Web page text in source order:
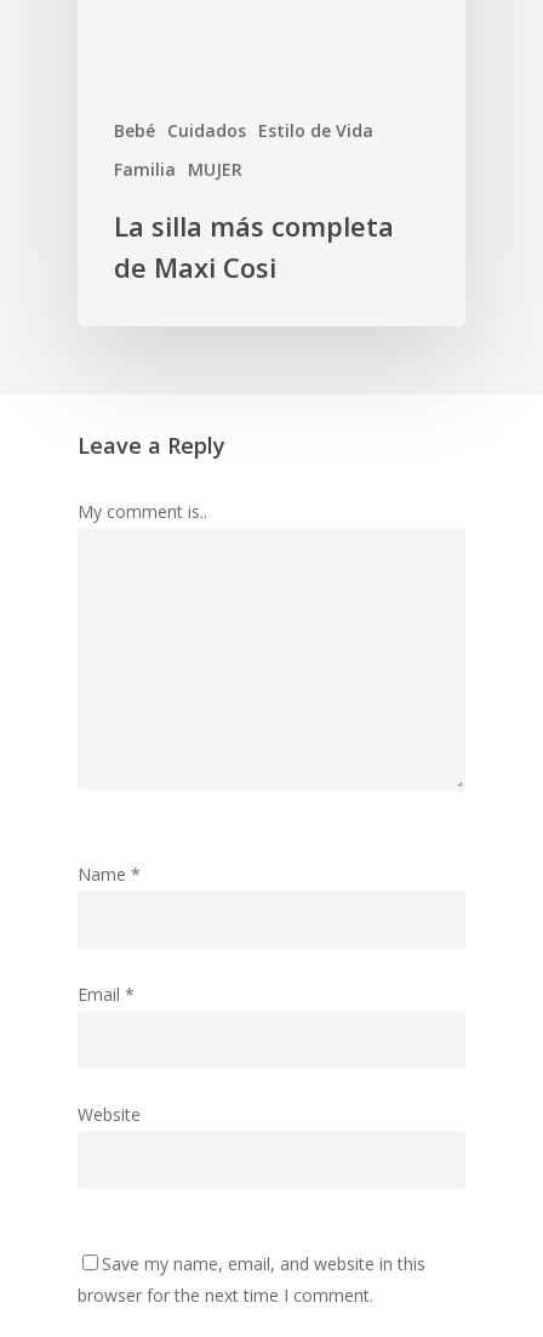
Bebé Cuidados Estilo de Vida
Familia
MUJER
La silla más completa
de Maxi Cosi
Leave a Reply
My comment is..
Name *
Email *
Website
Save my name, email, and website in this
browser for the next time I comment.